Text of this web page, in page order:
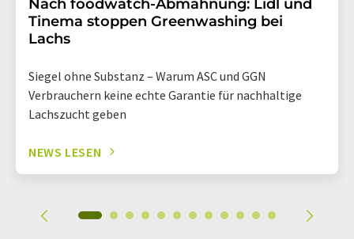
Nach foodwatch-Abmahnung: Lidl und
Tinema stoppen Greenwashing bei
Lachs
Siegel ohne Substanz – Warum ASC und GGN
Verbrauchern keine echte Garantie für nachhaltige
Lachszucht geben
NEWS LESEN